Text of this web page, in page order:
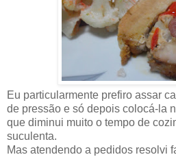
Eu particularmente prefiro assar
de pressão e só depois colocá-la
que diminui muito o tempo de
suculenta.
Mas atendendo a pedidos resolvi